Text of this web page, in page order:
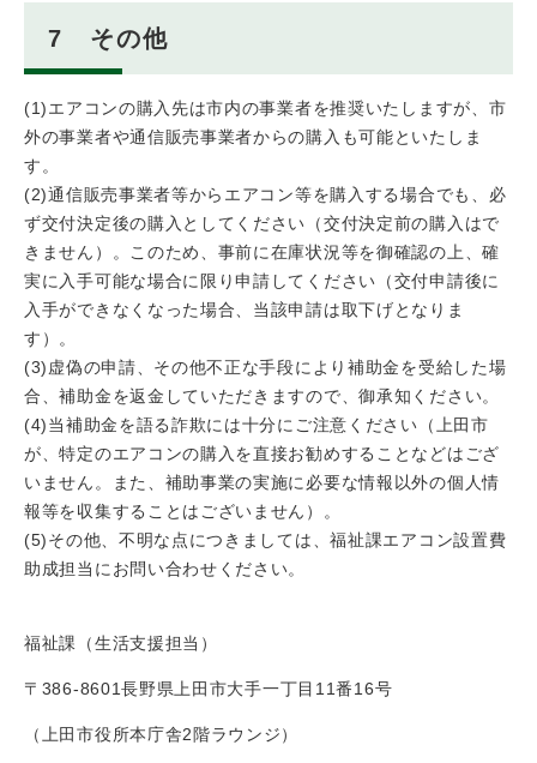
7 その他
(1)エアコンの購入先は市内の事業者を推奨いたしますが、市
外の事業者や通信販売事業者からの購入も可能といたしま
す。
(2)通信販売事業者等からエアコン等を購入する場合でも、必
ず交付決定後の購入としてください（交付決定前の購入はで
きません）。このため、事前に在庫状況等を御確認の上、確
実に入手可能な場合に限り申請してください（交付申請後に
入手ができなくなった場合、当該申請は取下げとなりま
す）。
(3)虚偽の申請、その他不正な手段により補助金を受給した場
合、補助金を返金していただきますので、御承知ください。
(4)当補助金を語る詐欺には十分にご注意ください（上田市
が、特定のエアコンの購入を直接お勧めすることなどはござ
いません。また、補助事業の実施に必要な情報以外の個人情
報等を収集することはございません）。
(5)その他、不明な点につきましては、福祉課エアコン設置費
助成担当にお問い合わせください。
福祉課（生活支援担当）
〒386-8601長野県上田市大手一丁目11番16号
（上田市役所本庁舎2階ラウンジ）